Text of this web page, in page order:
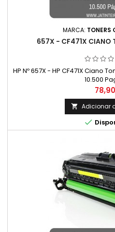
MARCA: TONERS
657X - CF471X CIANO
HP Nº 657X - HP CF471X Ciano
10.500
Preço
 Adicionar
